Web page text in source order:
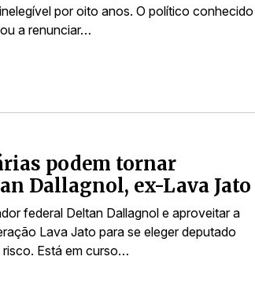
por oito anos. O político conhecido
a renunciar…
podem tornar
Dallagnol, ex-Lava Jato
federal Deltan Dallagnol e aproveitar a
Lava Jato para se eleger deputado
Está em curso…